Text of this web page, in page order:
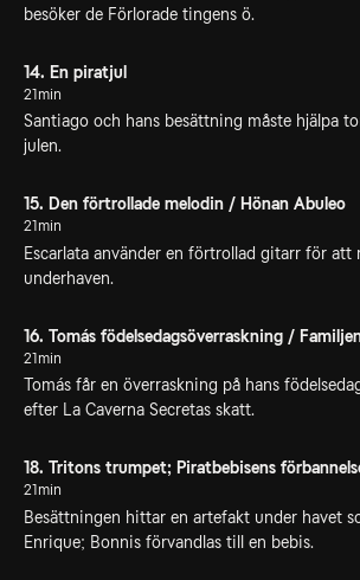
besöker de Förlorade tingens ö.
14. En piratjul
21min
Santiago och hans besättning måste hjälpa
julen.
15. Den förtrollade melodin / Hönan Abuleo
21min
Escarlata använder en förtrollad gitarr för att
underhaven.
16. Tomás födelsedagsöverraskning /
21min
Tomás får en överraskning på hans
efter La Caverna Secretas skatt.
18. Tritons trumpet; Piratbebisens
21min
Besättningen hittar en artefakt under havet
Enrique; Bonnis förvandlas till en bebis.